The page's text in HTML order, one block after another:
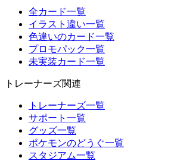
全カード一覧
イラスト違い一覧
色違いのカード一覧
プロモパック一覧
未実装カード一覧
トレーナーズ関連
トレーナーズ一覧
サポート一覧
グッズ一覧
ポケモンのどうぐ一覧
スタジアム一覧